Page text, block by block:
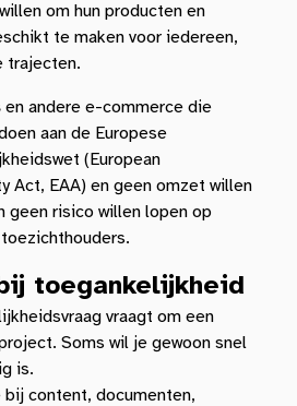
om hun producten en
te maken voor iedereen,
trajecten.
en andere e-commerce die
aan de Europese
(European
Act, EAA) en geen omzet willen
geen risico willen lopen op
toegankelijkheid
vraagt om een
Soms wil je gewoon snel
is.
content, documenten,